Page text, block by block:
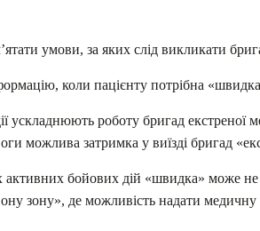
умови, за яких слід викликати
коли пацієнту потрібна
ускладнюють роботу бригад екстреної
можлива затримка у виїзді бригад
бойових дій «швидка» може
зону», де можливість надати медичну